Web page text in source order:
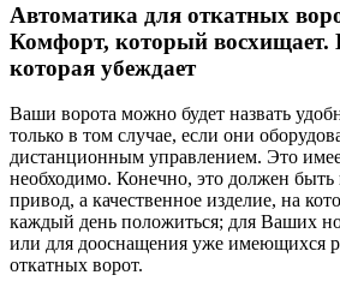
Автоматика для откатных
Комфорт, который восхищает.
которая убеждает
Ваши ворота можно будет назвать
только в том случае, если они
дистанционным управлением. Это
необходимо. Конечно, это должен быть
привод, а качественное изделие, на
каждый день положиться; для Ваших
или для дооснащения уже имеющихся
откатных ворот.